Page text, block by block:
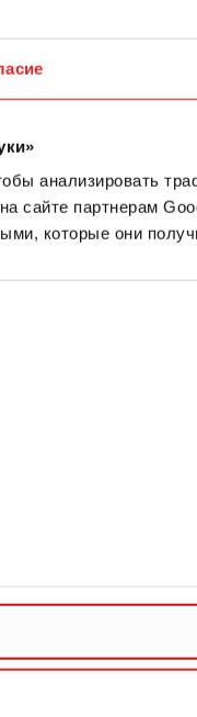
анализировать
сайте партнерам
которые они